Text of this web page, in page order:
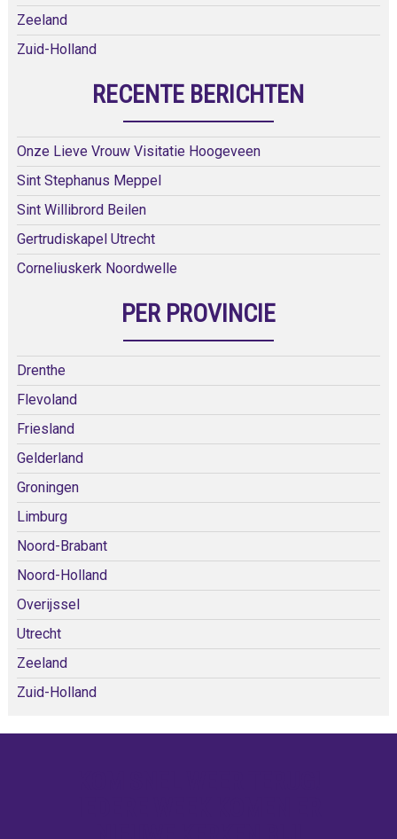
Zeeland
Zuid-Holland
RECENTE BERICHTEN
Onze Lieve Vrouw Visitatie Hoogeveen
Sint Stephanus Meppel
Sint Willibrord Beilen
Gertrudiskapel Utrecht
Corneliuskerk Noordwelle
PER PROVINCIE
Drenthe
Flevoland
Friesland
Gelderland
Groningen
Limburg
Noord-Brabant
Noord-Holland
Overijssel
Utrecht
Zeeland
Zuid-Holland